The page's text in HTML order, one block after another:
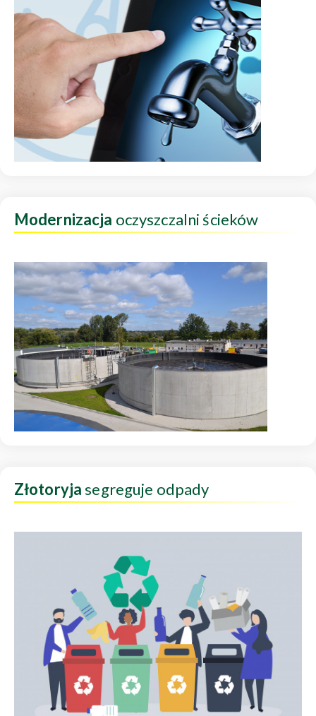
Modernizacja oczyszczalni ścieków
Złotoryjasegreguje odpady